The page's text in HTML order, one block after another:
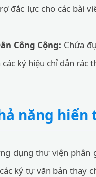
đắc lực cho các bài
Công Cộng: Chứa
ký hiệu chỉ dẫn rác
năng
dụng thư viện
ký tự văn bản thay